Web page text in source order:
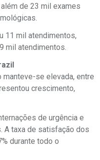
de 23 mil exames
11 mil atendimentos,
mil atendimentos.
manteve-se elevada, entre
crescimento,
de urgência e
A taxa de satisfação dos
durante todo o